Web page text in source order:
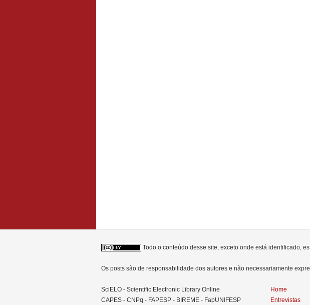
Todo o conteúdo desse site, exceto onde está identificado,
Os posts são de responsabilidade dos autores e não necessariamente
SciELO - Scientific Electronic Library Online
CAPES - CNPq - FAPESP - BIREME - FapUNIFESP
Home
Entrevistas